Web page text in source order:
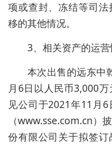
项或查封、冻结等司
移的其他情况。
3、相关资产的运
本次出售的远东中
月6日以人民币3,000
见公司于2021年11月
（www.sse.com.cn）
份有限公司关于拟签